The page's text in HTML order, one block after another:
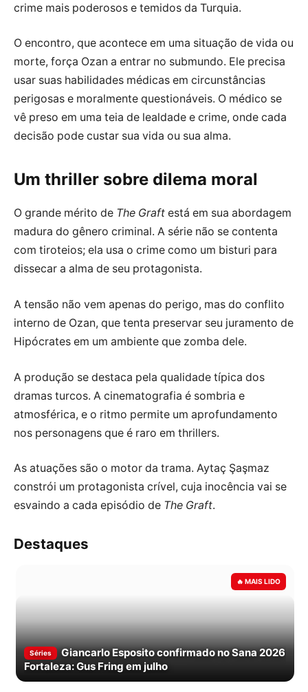
crime mais poderosos e temidos da Turquia.
O encontro, que acontece em uma situação de vida ou
morte, força Ozan a entrar no submundo. Ele precisa
usar suas habilidades médicas em circunstâncias
perigosas e moralmente questionáveis. O médico se
vê preso em uma teia de lealdade e crime, onde cada
decisão pode custar sua vida ou sua alma.
Um thriller sobre dilema moral
O grande mérito de The Graft está em sua abordagem
madura do gênero criminal. A série não se contenta
com tiroteios; ela usa o crime como um bisturi para
dissecar a alma de seu protagonista.
A tensão não vem apenas do perigo, mas do conflito
interno de Ozan, que tenta preservar seu juramento de
Hipócrates em um ambiente que zomba dele.
A produção se destaca pela qualidade típica dos
dramas turcos. A cinematografia é sombria e
atmosférica, e o ritmo permite um aprofundamento
nos personagens que é raro em thrillers.
As atuações são o motor da trama. Aytaç Şaşmaz
constrói um protagonista crível, cuja inocência vai se
esvaindo a cada episódio de The Graft.
Destaques
Séries
Giancarlo Esposito confirmado no Sana 2026
Fortaleza: Gus Fring em julho